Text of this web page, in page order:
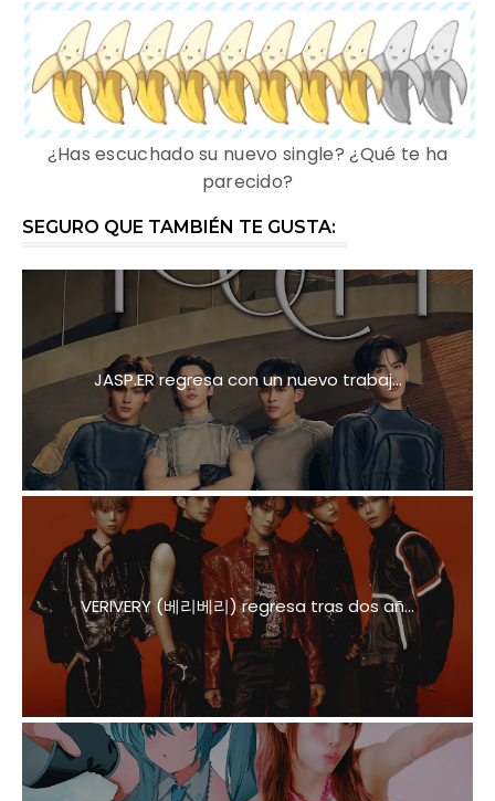
¿Has escuchado su nuevo single? ¿Qué te ha
parecido?
SEGURO QUE TAMBIÉN TE GUSTA:
JASP.ER regresa con un nuevo trabaj...
VERIVERY (베리베리) regresa tras dos añ...